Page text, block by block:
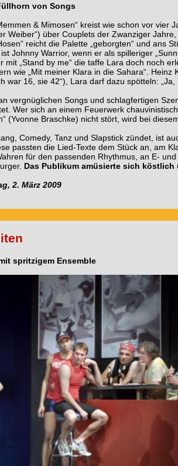
von Songs
& Mimosen“ kreist wie schon vor vier
Weiber“) über Couplets der Zwanziger Jahre,
reicht die Palette „geborgten“ und ans
Johnny Warrior, wenn er als spilleriger
mit „Stand by me“ die taffe Lara doch noch
wie „Mit meiner Klara in die Sahara“.
war 16, sie 42“), Lara darf dazu spötteln: „Ja,
vergnüglichen Songs und schlagfertigen
Wer sich an einem Feuerwerk
(Yvonne Braschke) nicht stört, wird bei
Comedy, Tanz und Slapstick zündet, ist
passten die Lied-Texte dem Stück an, am
für den passenden Rhythmus, an E-
Das Publikum amüsierte sich
2. März 2009
spritzigem Ensemble